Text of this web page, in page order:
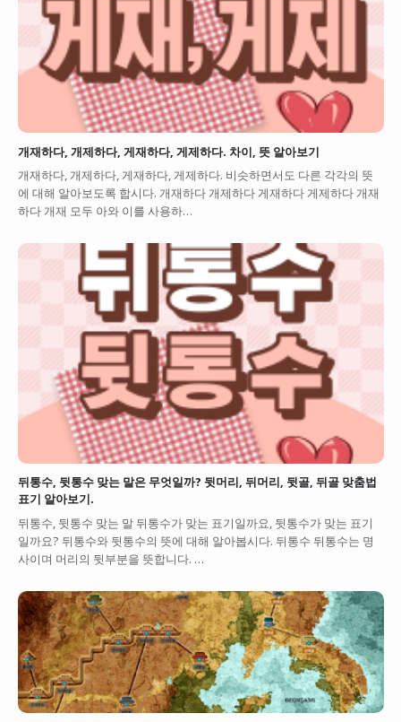
개재하다, 개제하다, 게재하다, 게제하다. 차이, 뜻 알아보기
개재하다, 개제하다, 게재하다, 게제하다. 비슷하면서도 다른 각각의 뜻
에 대해 알아보도록 합시다. 개재하다 개제하다 게재하다 게제하다 개재
하다 개재 모두 아와 이를 사용하…
뒤통수, 뒷통수 맞는 말은 무엇일까? 뒷머리, 뒤머리, 뒷골, 뒤골 맞춤법
표기 알아보기.
뒤통수, 뒷통수 맞는 말 뒤통수가 맞는 표기일까요, 뒷통수가 맞는 표기
일까요? 뒤통수와 뒷통수의 뜻에 대해 알아봅시다. 뒤통수 뒤통수는 명
사이며 머리의 뒷부분을 뜻합니다. …